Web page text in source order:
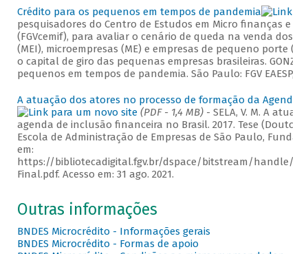
Crédito para os pequenos em tempos de pandemia
pesquisadores do Centro de Estudos em Micro finanças e
(FGVcemif), para avaliar o cenário de queda na venda dos
(MEI), microempresas (ME) e empresas de pequeno porte
o capital de giro das pequenas empresas brasileiras.
pequenos em tempos de pandemia. São Paulo: FGV EAESP,
A atuação dos atores no processo de formação da Agenda
(PDF - 1,4 MB)- SELA, V. M. A
agenda de inclusão financeira no Brasil. 2017. Tese
Escola de Administração de Empresas de São Paulo,
em:
https://bibliotecadigital.fgv.br/dspace/bitstream/handle/
Final.pdf. Acesso em: 31 ago. 2021.
Outras informações
BNDES Microcrédito - Informações gerais
BNDES Microcrédito - Formas de apoio